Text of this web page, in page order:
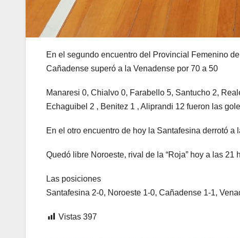
En el segundo encuentro del Provincial Femenino
Cañadense superó a la Venadense por 70 a 50
Manaresi 0, Chialvo 0, Farabello 5, Santucho 2,
Echaguibel 2 , Benitez 1 , Aliprandi 12 fueron las
En el otro encuentro de hoy la Santafesina derrotó a
Quedó libre Noroeste, rival de la “Roja” hoy a las 21
Las posiciones
Santafesina 2-0, Noroeste 1-0, Cañadense 1-1,
Vistas 397